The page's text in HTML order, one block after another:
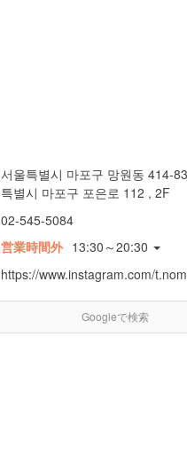
서울특별시 마포구 망원동 414-
특별시 마포구 포은로 112 , 2F
02-545-5084
営業時間外 13:30～20:30
https://www.instagram.com/
Googleで検索